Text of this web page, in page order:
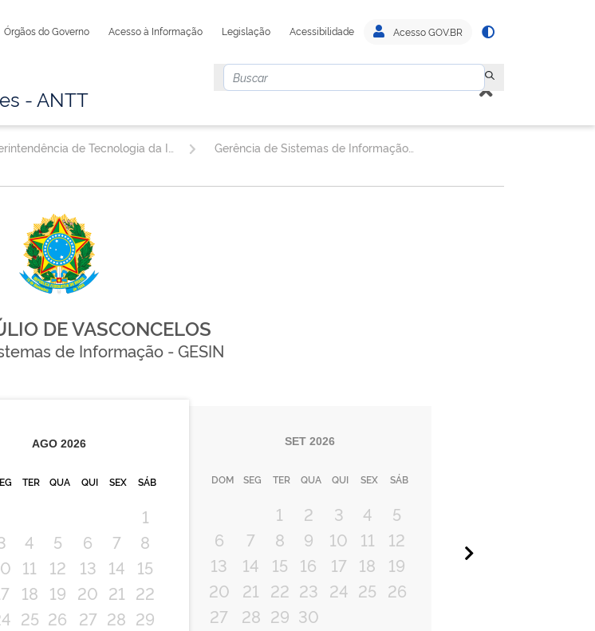
Órgãos do Governo Acesso à Informação Legislação Acessibilidade Acesso GOV.BR
- ANTT
DE VASCONCELOS
de Informação - GESIN
AGO 2026
TER QUA QUI SEX SÁB
1
4 5 6 7
8
11 12 13 14
15
18 19 20 21 22
25 26 27 28 29
SET 2026
DOM SEG TER QUA QUI SEX SÁB
1 2 3 4
5
6
7 8 9 10 11
12
13
14 15 16 17 18
19
20
21 22 23 24 25 26
27
28 29 30